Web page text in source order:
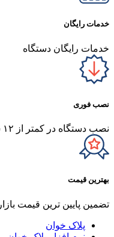
خدمات رایگان
خدمات رایگان دستگاه
نصب فوری
نصب دستگاه در کمتر از ۱۲ ساعت
بهترین قیمت
تضمین پایین ترین قیمت بازار
پلاک خوان